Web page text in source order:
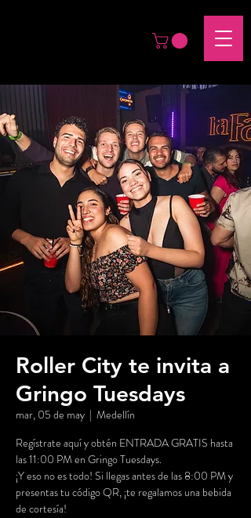
Roller City te invita a
Gringo Tuesdays
mar, 05 de may
  |
Medellín
Regístrate aquí y obtén ENTRADA GRATIS hasta
las 11:00 PM en Gringo Tuesdays.
¡Y eso no es todo! Si llegas antes de las 8:00 PM y
presentas tu código QR, ¡te regalamos una bebida
de cortesía!